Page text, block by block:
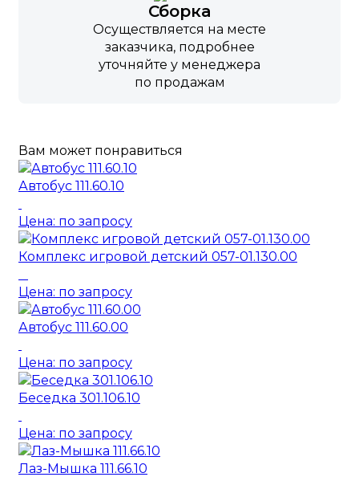
Сборка
Осуществляется на месте
заказчика, подробнее
уточняйте у менеджера
по продажам
Вам может понравиться
Автобус 111.60.10
Цена: по запросу
Комплекс игровой детский 057-01.130.00
Цена: по запросу
Автобус 111.60.00
Цена: по запросу
Беседка 301.106.10
Цена: по запросу
Лаз-Мышка 111.66.10